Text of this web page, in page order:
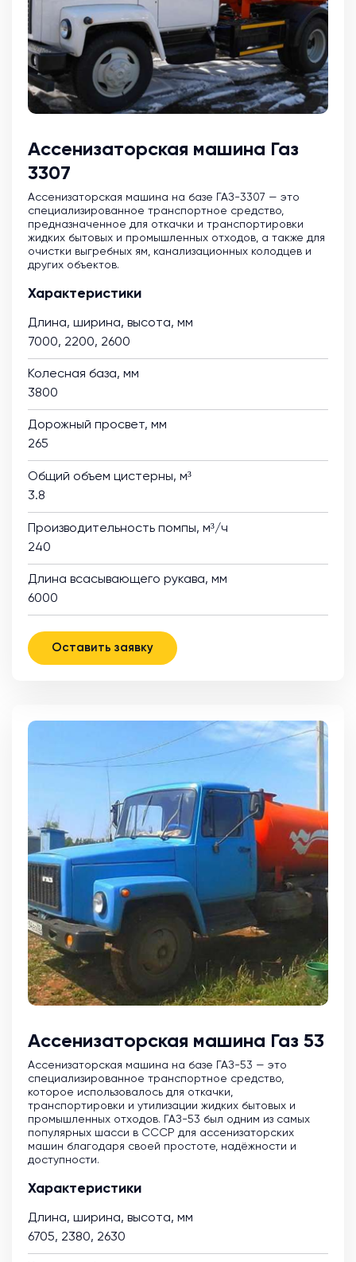
Ассенизаторская машина Газ
3307
Ассенизаторская машина на базе ГАЗ-3307 — это
специализированное транспортное средство,
предназначенное для откачки и транспортировки
жидких бытовых и промышленных отходов, а также для
очистки выгребных ям, канализационных колодцев и
других объектов.
Характеристики
Длина, ширина, высота, мм
7000, 2200, 2600
Колесная база, мм
3800
Дорожный просвет, мм
265
Общий объем цистерны, м³
3.8
Производительность помпы, м³/ч
240
Длина всасывающего рукава, мм
6000
Оставить заявку
Ассенизаторская машина Газ 53
Ассенизаторская машина на базе ГАЗ-53 — это
специализированное транспортное средство,
которое использовалось для откачки,
транспортировки и утилизации жидких бытовых и
промышленных отходов. ГАЗ-53 был одним из самых
популярных шасси в СССР для ассенизаторских
машин благодаря своей простоте, надёжности и
доступности.
Характеристики
Длина, ширина, высота, мм
6705, 2380, 2630